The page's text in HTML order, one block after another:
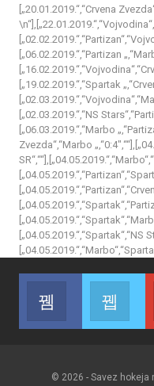
[„20.01.2019.“,“Crvena
[„06.02.2019.“,“Partizan
[„19.02.2019.“,“Spartak
[„02.03.2019.“,“NS
[„06.03.2019.“,“Marbo
Zvezda“,“Marbo
[„04.05.2019.“,“Spartak“,“NS
[„04.05.2019.“,“Marbo“,“Spartak
Facebook
Join us on
© 2026 - Savez hokeja